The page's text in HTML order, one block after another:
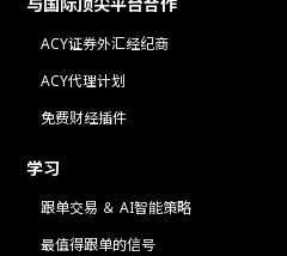
ACY证券外汇经纪商
ACY代理计划
免费财经插件
学习
跟单交易 ＆ AI智能策略
最值得跟单的信号